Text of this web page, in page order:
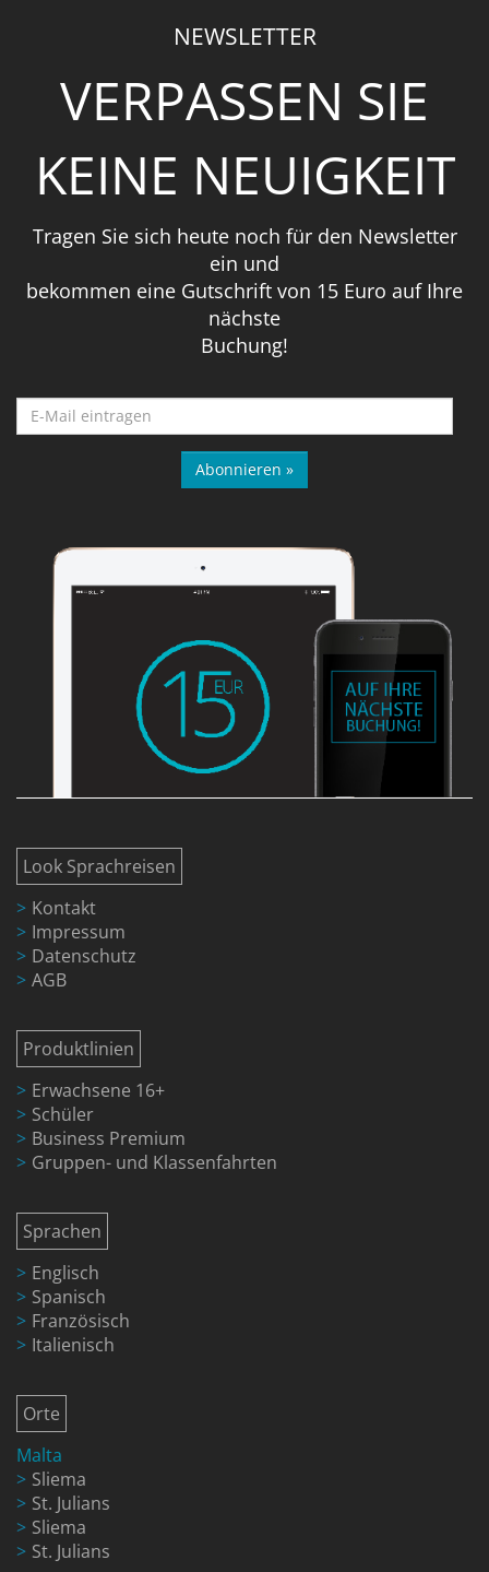
NEWSLETTER
VERPASSEN SIE
KEINE NEUIGKEIT
Tragen Sie sich heute noch für den Newsletter
ein und
bekommen eine Gutschrift von 15 Euro auf Ihre
nächste
Buchung!
Abonnieren »
Look Sprachreisen
Kontakt
Impressum
Datenschutz
AGB
Produktlinien
Erwachsene 16+
Schüler
Business Premium
Gruppen- und Klassenfahrten
Sprachen
Englisch
Spanisch
Französisch
Italienisch
Orte
Malta
Sliema
St. Julians
Sliema
St. Julians